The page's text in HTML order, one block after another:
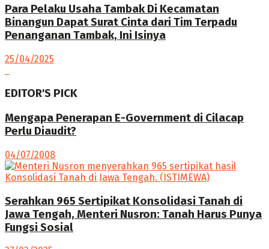
Para Pelaku Usaha Tambak Di Kecamatan
Binangun Dapat Surat Cinta dari Tim Terpadu
Penanganan Tambak, Ini Isinya
25/04/2025
EDITOR'S PICK
Mengapa Penerapan E-Government di Cilacap
Perlu Diaudit?
04/07/2008
Serahkan 965 Sertipikat Konsolidasi Tanah di
Jawa Tengah, Menteri Nusron: Tanah Harus Punya
Fungsi Sosial